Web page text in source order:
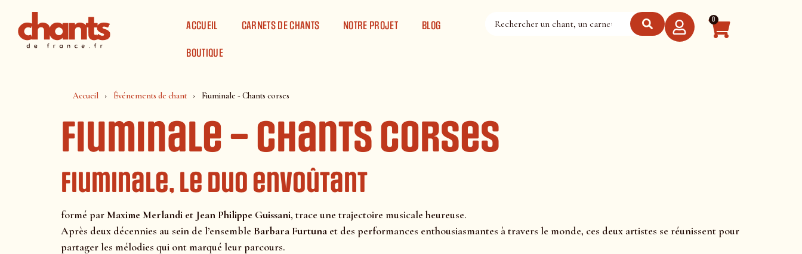
ACCUEIL
CARNETS DE CHANTS NOTRE PROJET BLOG
BOUTIQUE
0
Accueil Événements de chant Fiuminale - Chants corses
Fiuminale – Chants corses
Fiuminale, le duo envoûtant
formé parMaxime Merlandi et Jean Philippe Guissani, trace une trajectoire musicale heureuse.
Après deux décennies au sein de l’ensemble Barbara Furtuna et des performances enthousiasmantes à travers le monde, ces deux artistes se réunissent pour
partager les mélodies qui ont marqué leur parcours.